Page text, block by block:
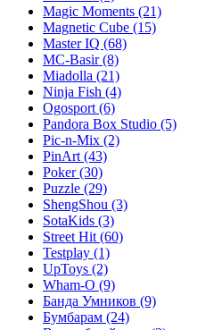
Magic Moments (21)
Magnetic Cube (15)
Master IQ (68)
MC-Basir(8)
Miadolla (21)
Ninja Fish (4)
Ogosport (6)
Pandora Box Studio (5)
Pic-n-Mix (2)
PinArt (43)
Poker(30)
Puzzle (29)
ShengShou (3)
SotaKids (3)
Street Hit (60)
Testplay (1)
UpToys (2)
Wham-O (9)
Банда Умников (9)
Бумбарам (24)